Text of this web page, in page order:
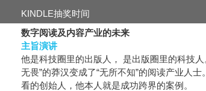
KINDLE抽奖时间
数字阅读及内容产业的未来
主旨演讲
他是科技圈里的出版人， 是出版圈里的科技
无畏”的莽汉变成了“无所不知”的阅读产业人
看的创始人，他本人就是成功跨界的案例。